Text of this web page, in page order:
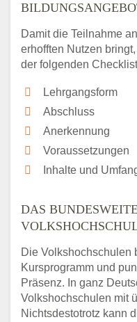
Damit die Teilnahme
erhofften Nutzen
der folgenden
Lehrgangsform
Abschluss
Anerkennung
Voraussetzungen
Inhalte und
DAS BUNDESWEITE
Die Volkshochschulen
Kursprogramm und
Präsenz. In ganz
Volkshochschulen mit
Nichtsdestotrotz kann